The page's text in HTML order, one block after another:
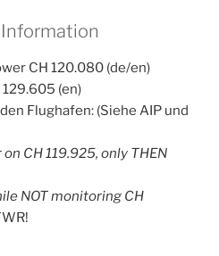
CH 120.080 (de/en)
(en)
Flughafen: (Siehe AIP und
CH 119.925, only THEN
NOT monitoring CH